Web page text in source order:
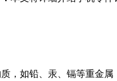
，如铅、汞、镉等重金